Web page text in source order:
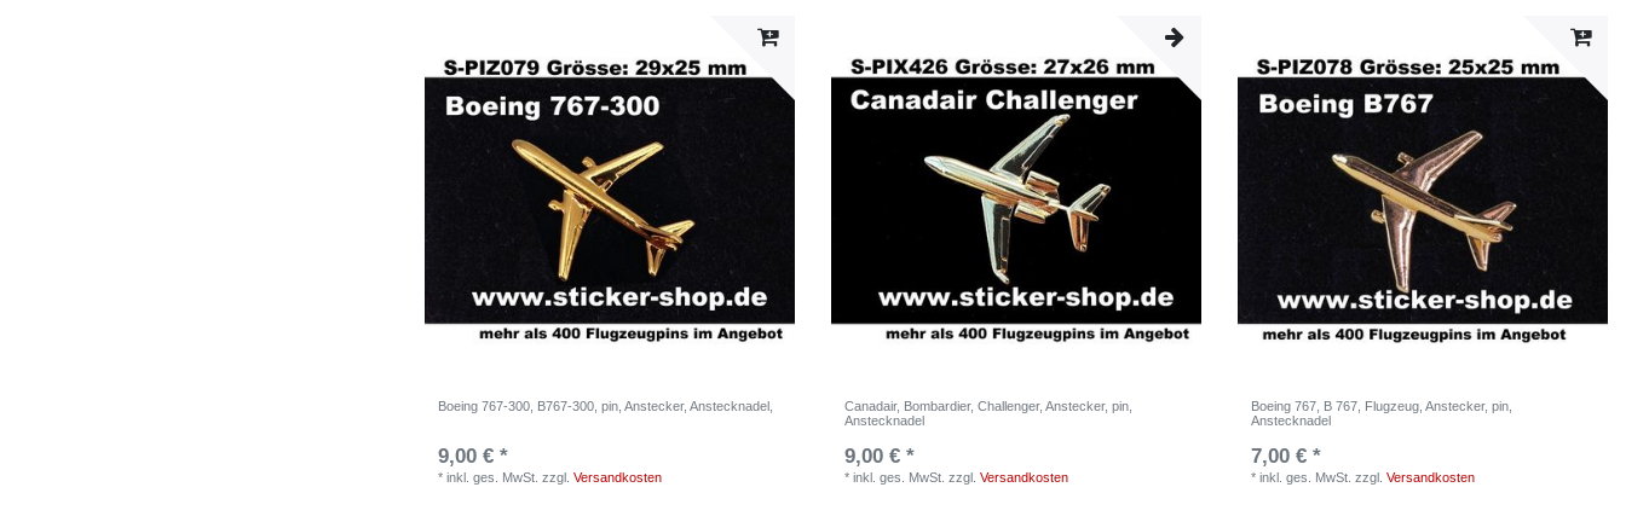
Boeing 767-300, B767-300, pin, Anstecker, Anstecknadel,
9,00 € *
*inkl. ges. MwSt. zzgl.Versandkosten
Canadair, Bombardier, Challenger, Anstecker, pin,
Anstecknadel
9,00 € *
*inkl. ges. MwSt. zzgl.Versandkosten
Boeing 767, B 767, Flugzeug, Anstecker, pin,
Anstecknadel
7,00 € *
*inkl. ges. MwSt. zzgl.Versandkosten